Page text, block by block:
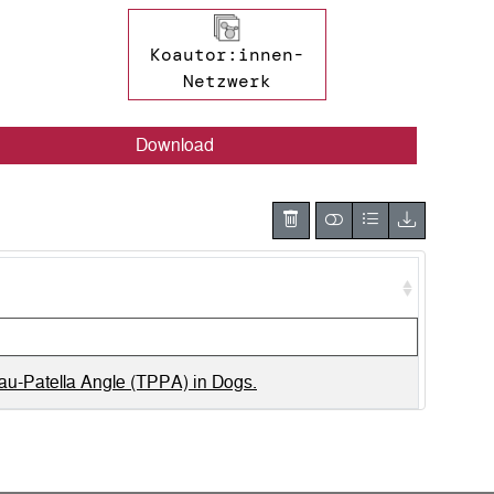
Koautor:innen-
Netzwerk
Download
Patella Angle (TPPA) in Dogs.